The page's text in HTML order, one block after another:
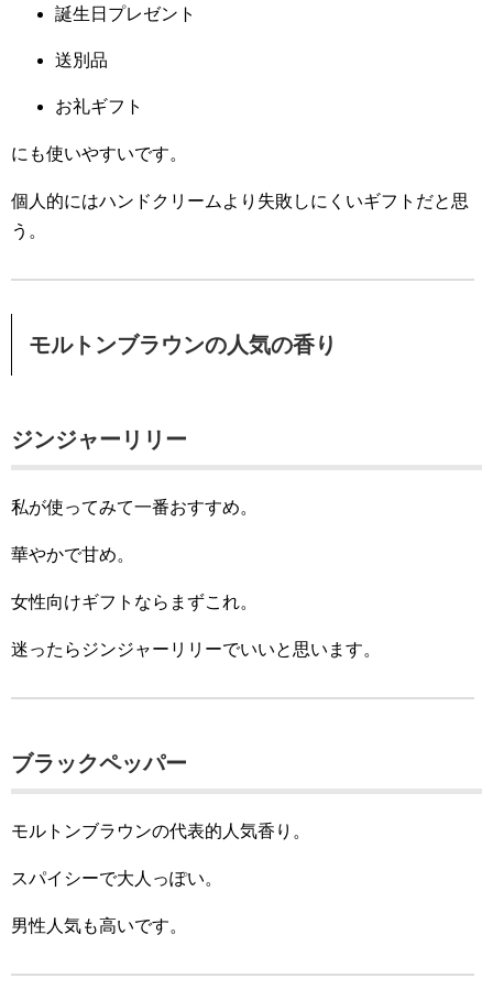
誕生日プレゼント
送別品
お礼ギフト
にも使いやすいです。
個人的にはハンドクリームより失敗しにくいギフトだと思
う。
モルトンブラウンの人気の香り
ジンジャーリリー
私が使ってみて一番おすすめ。
華やかで甘め。
女性向けギフトならまずこれ。
迷ったらジンジャーリリーでいいと思います。
ブラックペッパー
モルトンブラウンの代表的人気香り。
スパイシーで大人っぽい。
男性人気も高いです。